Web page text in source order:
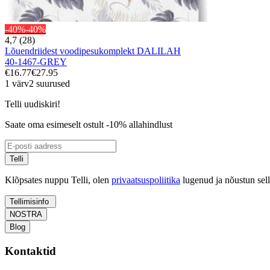
-40%-40%
4,7 (28)
Lõuendriidest voodipesukomplekt DALILAH
40-1467-GREY
€16.77€27.95
1 värv2 suurused
Telli uudiskiri!
Saate oma esimeselt ostult -10% allahindlust
Telli
Klõpsates nuppu Telli, olen privaatsuspoliitika lugenud ja nõustun
Tellimisinfo
NOSTRA
Blog
Kontaktid